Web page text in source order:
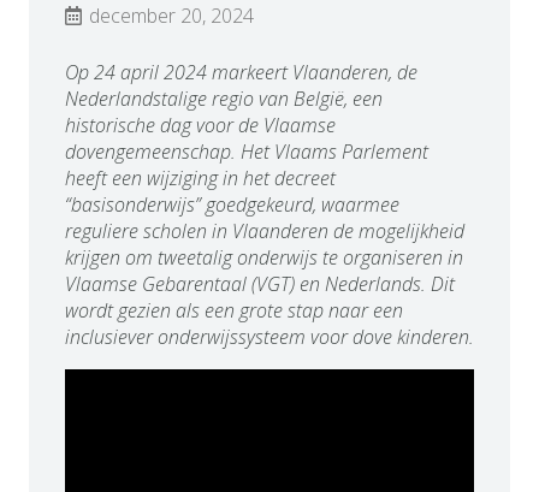
december 20, 2024
Op 24 april 2024 markeert Vlaanderen, de
Nederlandstalige regio van België, een
historische dag voor de Vlaamse
dovengemeenschap. Het Vlaams Parlement
heeft een wijziging in het decreet
“basisonderwijs” goedgekeurd, waarmee
reguliere scholen in Vlaanderen de mogelijkheid
krijgen om tweetalig onderwijs te organiseren in
Vlaamse Gebarentaal (VGT) en Nederlands. Dit
wordt gezien als een grote stap naar een
inclusiever onderwijssysteem voor dove kinderen.